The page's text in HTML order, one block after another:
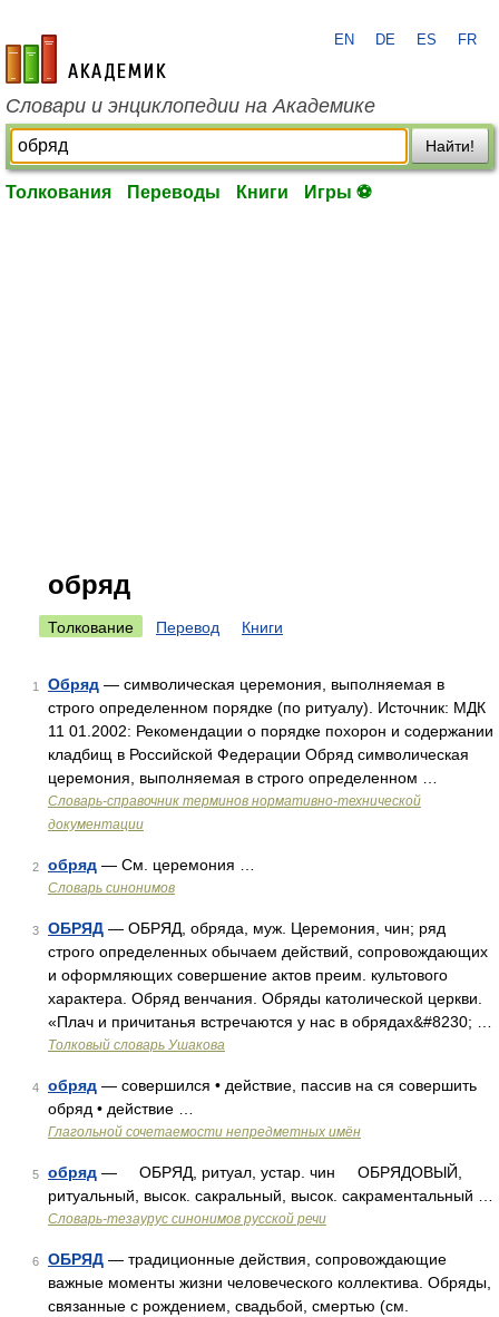
academic.ru
EN DE ES FR
Словари и энциклопедии на Академике
Найти!
Толкования Переводы Книги Игры ⚽
обряд
Толкование Перевод Книги
1 Обряд — символическая церемония, выполняемая в
строго определенном порядке (по ритуалу). Источник: МДК
11 01.2002: Рекомендации о порядке похорон и содержании
кладбищ в Российской Федерации Обряд символическая
церемония, выполняемая в строго определенном …
Словарь-справочник терминов нормативно-технической
документации
2 обряд — См. церемония …
Словарь синонимов
3 ОБРЯД — ОБРЯД, обряда, муж. Церемония, чин; ряд
строго определенных обычаем действий, сопровождающих
и оформляющих совершение актов преим. культового
характера. Обряд венчания. Обряды католической церкви.
«Плач и причитанья встречаются у нас в обрядах&#8230; …
Толковый словарь Ушакова
4 обряд — совершился • действие, пассив на ся совершить
обряд • действие …
Глагольной сочетаемости непредметных имён
5 обряд — ОБРЯД, ритуал, устар. чин ОБРЯДОВЫЙ,
ритуальный, высок. сакральный, высок. сакраментальный …
Словарь-тезаурус синонимов русской речи
6 ОБРЯД — традиционные действия, сопровождающие
важные моменты жизни человеческого коллектива. Обряды,
связанные с рождением, свадьбой, смертью (см.